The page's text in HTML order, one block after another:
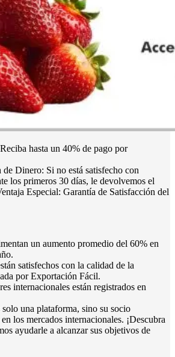
hasta un 40% de pago por
Dinero: Si no está satisfecho con
los primeros 30 días, le devolvemos el
Especial: Garantía de Satisfacción del
un aumento promedio del 60% en
satisfechos con la calidad de la
por Exportación Fácil.
internacionales están registrados en
una plataforma, sino su socio
los mercados internacionales. ¡Descubra
ayudarle a alcanzar sus objetivos de